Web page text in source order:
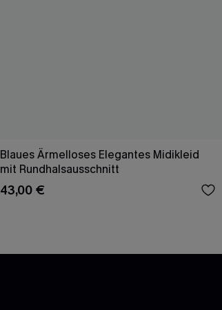
Blaues Ärmelloses Elegantes Midikleid
mit Rundhalsausschnitt
43,00 €